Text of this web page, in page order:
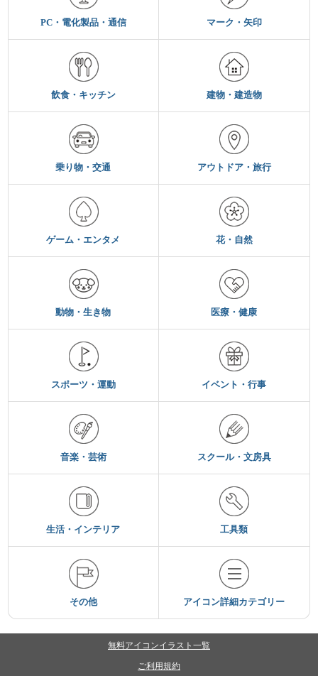
PC・電化製品・通信 マーク・矢印
飲食・キッチン 建物・建造物
乗り物・交通 アウトドア・旅行
ゲーム・エンタメ 花・自然
動物・生き物 医療・健康
スポーツ・運動 イベント・行事
音楽・芸術 スクール・文房具
生活・インテリア 工具類
その他 アイコン詳細カテゴリー
無料アイコンイラスト一覧
ご利用規約